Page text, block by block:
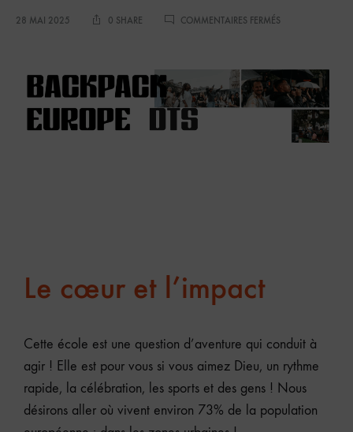
28 MAI 2025 0 SHARE COMMENTAIRES FERMÉS
Le cœur et l’impact
Cette école est une question d’aventure qui conduit à
agir ! Elle est pour vous si vous aimez Dieu, un rythme
rapide, la célébration, les sports et des gens ! Nous
désirons aller où vivent environ 73% de la population